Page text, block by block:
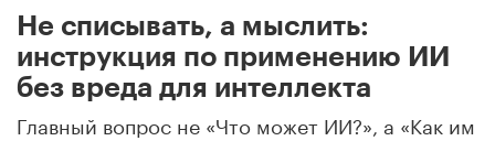
Не списывать, а мыслить:
инструкция по применению ИИ
без вреда для интеллекта
Главный вопрос не «Что может ИИ?», а «Как им